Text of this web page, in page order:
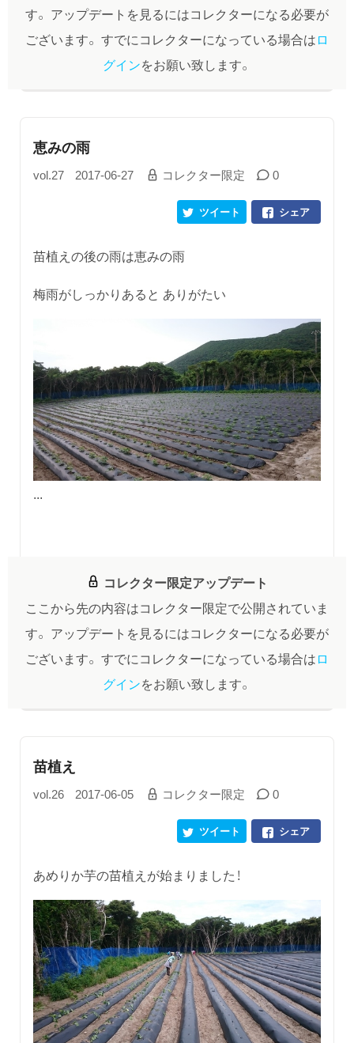
す。 アップデートを見るにはコレクターになる必要が
ございます。 すでにコレクターになっている場合はロ
グインをお願い致します。
恵みの雨
vol.27 2017-06-27 コレクター限定 0
シェア
ツイート
苗植えの後の雨は恵みの雨
梅雨がしっかりあると ありがたい
...
コレクター限定アップデート
ここから先の内容はコレクター限定で公開されていま
す。 アップデートを見るにはコレクターになる必要が
ございます。 すでにコレクターになっている場合はロ
グインをお願い致します。
苗植え
vol.26 2017-06-05 コレクター限定 0
シェア
ツイート
あめりか芋の苗植えが始まりました！